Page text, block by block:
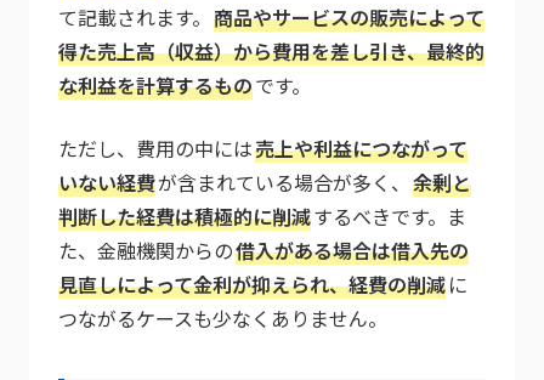
て記載されます。 商品やサービスの販売によって
得た売上高（収益）から費用を差し引き、最終的
な利益を計算するものです。
ただし、費用の中には売上や利益につながって
いない経費が含まれている場合が多く、 余剰と
判断した経費は積極的に削減するべきです。ま
た、金融機関からの借入がある場合は借入先の
見直しによって金利が抑えられ、経費の削減に
つながるケースも少なくありません。